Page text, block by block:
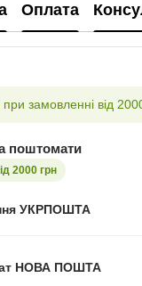
Оплата
замовленні від
поштомати
2000 грн
УКРПОШТА
НОВА ПОШТА